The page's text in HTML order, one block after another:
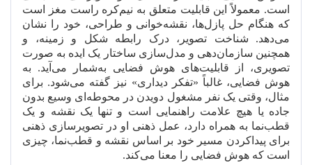
است. معمولاً این قابلیت متعلق به نیمکره راست مغز است
که هنگام حل پازلها، نقشهخوانی و طراحی، خود را نشان
میدهد. شناخت تصویر، درک رابطه شکل و زمینه، و
همچنین سازماندهی و مدلسازی ساختار یک ایده به صورت
تصویری، از قابلیتهای هوش فضایی بهشمار می آید. به
هوش فضایی، غالباً «تفکر دیداری» نیز گفته میشود. برای
مثال، وقتی یک نفر مشغول دویدن در محوطه ای وسیع بدون
جاده یا هیچ علامت راهنمایی است و تنها یک نقشه و یک
قطبنما به همراه دارد، عمل ذهنی او در تصویرسازی ذهنی
برای پیداکردن مسیر خود بر اساس نقشه و قطبنما، چیزی
است که هوش فضایی را معنا میکند.